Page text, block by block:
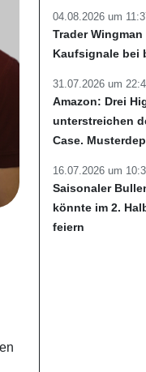
04.08.2026 um
Trader
Kaufsignale bei
31.07.2026 um
Amazon: Drei
unterstreichen
Case.
16.07.2026 um
Saisonaler
könnte im 2.
feiern